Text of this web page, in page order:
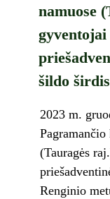
namuose
šildo
2023 m.
(Tauragės
Renginio